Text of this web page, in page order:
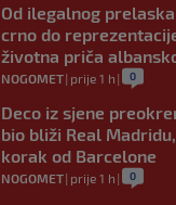
Od ilegalnog
crno do
životna priča
NOGOMET| prije 1 h | 0
Deco iz sjene
bio bliži Real
korak od Barcelone
NOGOMET| prije 1 h | 0